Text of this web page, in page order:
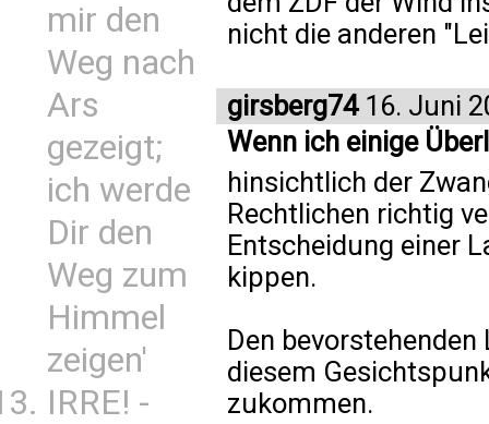
mir den
Weg nach
Ars
gezeigt;
ich werde
Dir den
Weg zum
Himmel
zeigen'
IRRE! -
nicht die anderen
girsberg7416. Juni
Wenn ich einige
hinsichtlich der
Rechtlichen richtig
Entscheidung einer
kippen.
Den
diesem
zukommen.